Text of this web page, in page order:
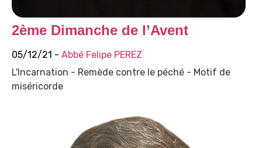
2ème Dimanche de l’Avent
05/12/21 - Abbé Felipe PEREZ
L'Incarnation - Remède contre le péché - Motif de
miséricorde